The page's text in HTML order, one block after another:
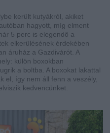
került kutyákról, akiket
hagyott, míg elment
5 perc is elegendő a
elkerülésének érdekében
áruház a Gazdivárót. A
külön boxokban
a boltba. A boxokat lakattal
el, így nem áll fenn a veszély,
kedvencünket.